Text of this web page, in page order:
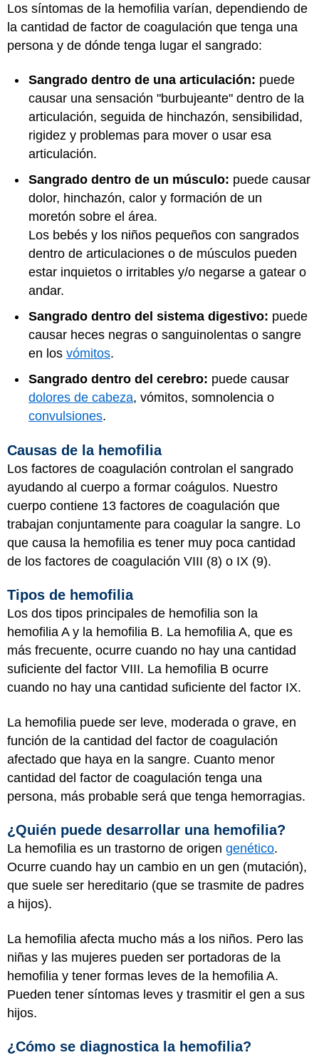
Los síntomas de la hemofilia varían, dependiendo de
la cantidad de factor de coagulación que tenga una
persona y de dónde tenga lugar el sangrado:
Sangrado dentro de una articulación: puede
causar una sensación "burbujeante" dentro de la
articulación, seguida de hinchazón, sensibilidad,
rigidez y problemas para mover o usar esa
articulación.
Sangrado dentro de un músculo: puede causar
dolor, hinchazón, calor y formación de un
moretón sobre el área.
Los bebés y los niños pequeños con sangrados
dentro de articulaciones o de músculos pueden
estar inquietos o irritables y/o negarse a gatear o
andar.
Sangrado dentro del sistema digestivo: puede
causar heces negras o sanguinolentas o sangre
en los vómitos.
Sangrado dentro del cerebro: puede causar
dolores de cabeza, vómitos, somnolencia o
convulsiones.
Causas de la hemofilia
Los factores de coagulación controlan el sangrado
ayudando al cuerpo a formar coágulos. Nuestro
cuerpo contiene 13 factores de coagulación que
trabajan conjuntamente para coagular la sangre. Lo
que causa la hemofilia es tener muy poca cantidad
de los factores de coagulación VIII (8) o IX (9).
Tipos de hemofilia
Los dos tipos principales de hemofilia son la
hemofilia A y la hemofilia B. La hemofilia A, que es
más frecuente, ocurre cuando no hay una cantidad
suficiente del factor VIII. La hemofilia B ocurre
cuando no hay una cantidad suficiente del factor IX.
La hemofilia puede ser leve, moderada o grave, en
función de la cantidad del factor de coagulación
afectado que haya en la sangre. Cuanto menor
cantidad del factor de coagulación tenga una
persona, más probable será que tenga hemorragias.
¿Quién puede desarrollar una hemofilia?
La hemofilia es un trastorno de origen genético.
Ocurre cuando hay un cambio en un gen (mutación),
que suele ser hereditario (que se trasmite de padres
a hijos).
La hemofilia afecta mucho más a los niños. Pero las
niñas y las mujeres pueden ser portadoras de la
hemofilia y tener formas leves de la hemofilia A.
Pueden tener síntomas leves y trasmitir el gen a sus
hijos.
¿Cómo se diagnostica la hemofilia?